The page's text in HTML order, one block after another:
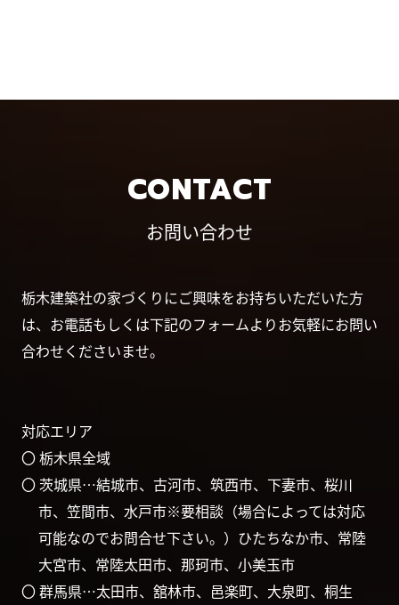
CONTACT
お問い合わせ
栃木建築社の家づくりにご興味をお持ちいただいた方
は、お電話もしくは下記のフォームよりお気軽にお問い
合わせくださいませ。
対応エリア
〇 栃木県全域
〇 茨城県…結城市、古河市、筑西市、下妻市、桜川
市、笠間市、水戸市※要相談（場合によっては対応
可能なのでお問合せ下さい。）ひたちなか市、常陸
大宮市、常陸太田市、那珂市、小美玉市
〇 群馬県…太田市、舘林市、邑楽町、大泉町、桐生